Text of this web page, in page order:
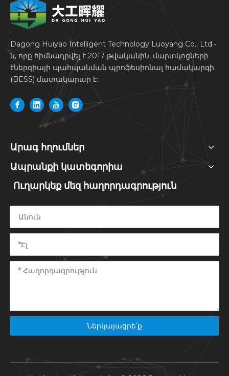
Dagong Huiyao Intelligent Technology Luoyang Co., Ltd.-
ն, որը հիմնադրվել է 2017 թվականին, մարտկոցների
էներգիայի պահպանման պրոֆեսիոնալ համակարգի
(BESS) մատակարար է:
Արագ հղումներ
Ապրանքի կատեգորիա
Ուղարկեք մեզ հաղորդագրություն
Ներկայացրե՛ք